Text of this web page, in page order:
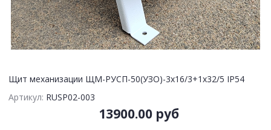
Щит механизации ЩМ-РУСП-50(УЗО)-3х16/3+1х32/5 IP54
Артикул: RUSP02-003
13900.00 руб